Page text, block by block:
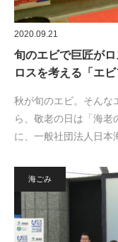
2020.09.21
旬のエビで巨匠が
ロスを考える「エ
秋が旬のエビ。そんな
ら、敬老の日は「海老
に、一般社団法人日本
海ごみ